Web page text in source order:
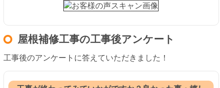
屋根補修工事の工事後アンケート
工事後のアンケートに答えていただきました！